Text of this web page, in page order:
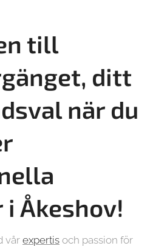
till
ditt
när du
Åkeshov!
vår expertis och passion för